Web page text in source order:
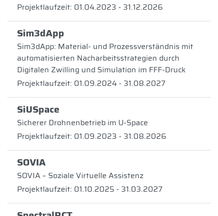
Projektlaufzeit: 01.04.2023 - 31.12.2026
Sim3dApp
Sim3dApp: Material- und Prozessverständnis mit
automatisierten Nacharbeitsstrategien durch
Digitalen Zwilling und Simulation im FFF-Druck
Projektlaufzeit: 01.09.2024 - 31.08.2027
SiUSpace
Sicherer Drohnenbetrieb im U-Space
Projektlaufzeit: 01.09.2023 - 31.08.2026
SOVIA
SOVIA – Soziale Virtuelle Assistenz
Projektlaufzeit: 01.10.2025 - 31.03.2027